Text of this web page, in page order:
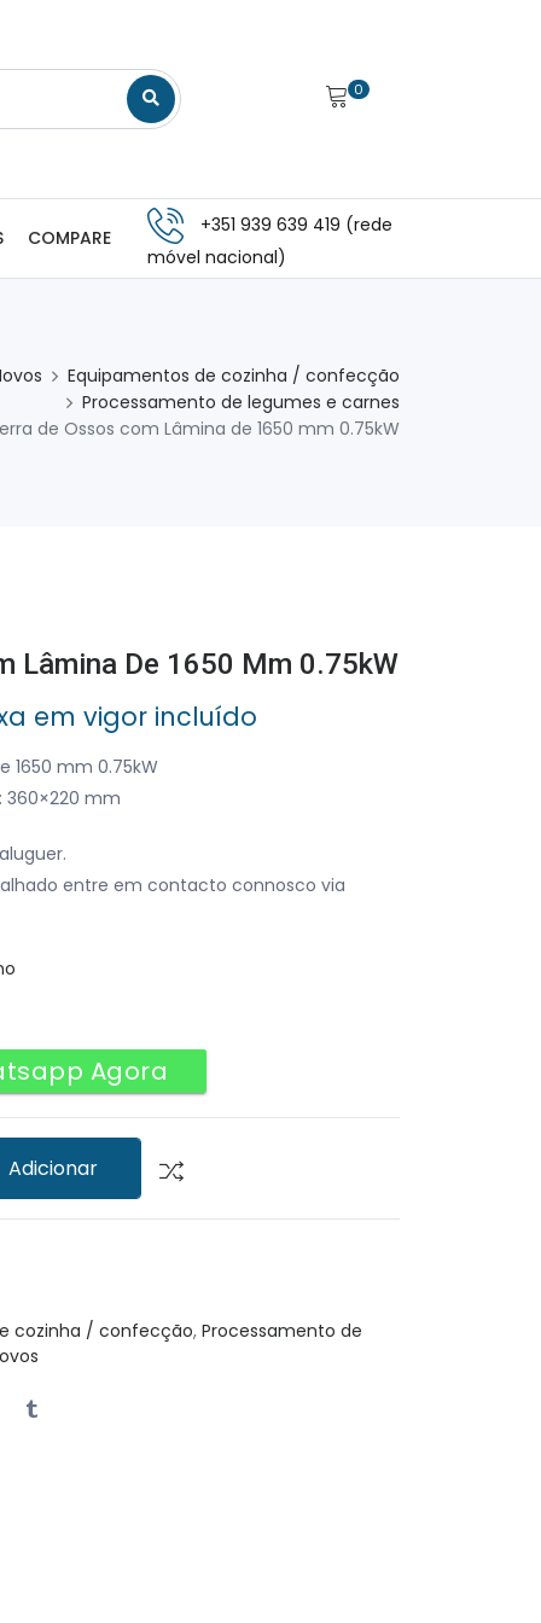
0
COMPARE
+351 939 639 419 (rede
móvel nacional)
Equipamentos de cozinha / confecção
Processamento de legumes e carnes
de Ossos com Lâmina de 1650 mm 0.75kW
Lâmina De 1650 Mm 0.75kW
em vigor incluído
1650 mm 0.75kW
mm
entre em contacto connosco via
Agora
Adicionar
cozinha / confecção, Processamento de